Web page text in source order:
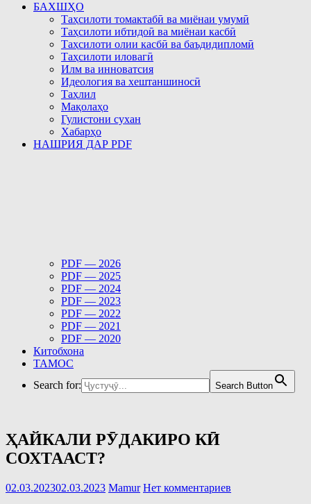
БАХШҲО
Таҳсилоти томактабӣ ва миёнаи умумӣ
Таҳсилоти ибтидоӣ ва миёнаи касбӣ
Таҳсилоти олии касбӣ ва баъдидипломӣ
Таҳсилоти иловагӣ
Илм ва инноватсия
Идеология ва хештаншиносӣ
Таҳлил
Мақолаҳо
Гулистони сухан
Хабарҳо
НАШРИЯ ДАР PDF
PDF — 2026
PDF — 2025
PDF — 2024
PDF — 2023
PDF — 2022
PDF — 2021
PDF — 2020
Китобхона
ТАМОС
Search for:
Search Button
ҲАЙКАЛИ РӮДАКИРО КӢ
СОХТААСТ?
02.03.202302.03.2023 Mamur Нет комментариев